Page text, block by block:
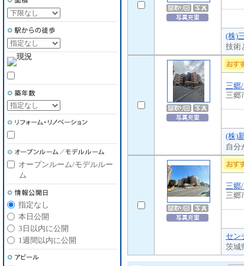
(株)
技術
三郷
三郷
(株)
自分
三郷
三郷
セン
茨城
オープンルーム/モデルルー
ム
指定なし
本日公開
3日以内に公開
1週間以内に公開